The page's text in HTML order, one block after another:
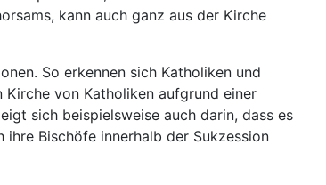
kann auch ganz aus der Kirche
So erkennen sich Katholiken und
Kirche von Katholiken aufgrund einer
sich beispielsweise auch darin, dass es
Bischöfe innerhalb der Sukzession